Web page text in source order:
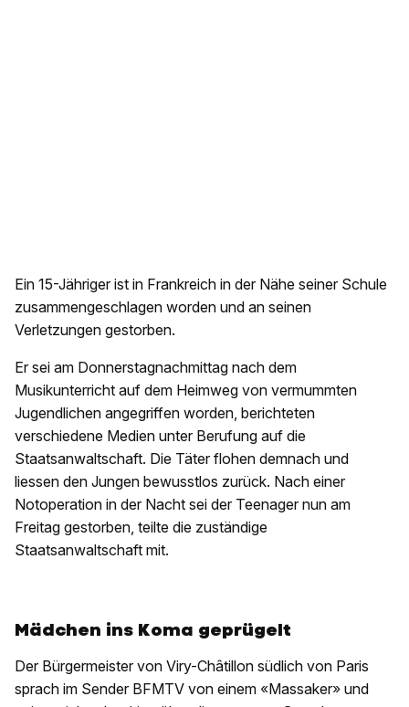
Ein 15-Jähriger ist in Frankreich in der Nähe seiner Schule
zusammengeschlagen worden und an seinen
Verletzungen gestorben.
Er sei am Donnerstagnachmittag nach dem
Musikunterricht auf dem Heimweg von vermummten
Jugendlichen angegriffen worden, berichteten
verschiedene Medien unter Berufung auf die
Staatsanwaltschaft. Die Täter flohen demnach und
liessen den Jungen bewusstlos zurück. Nach einer
Notoperation in der Nacht sei der Teenager nun am
Freitag gestorben, teilte die zuständige
Staatsanwaltschaft mit.
Mädchen ins Koma geprügelt
Der Bürgermeister von Viry-Châtillon südlich von Paris
sprach im Sender BFMTV von einem «Massaker» und